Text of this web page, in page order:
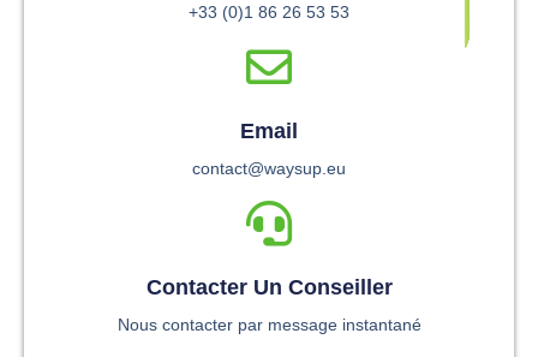
+33 (0)1 86 26 53 53
Email
contact@waysup.eu
Contacter Un Conseiller
Nous contacter par message instantané